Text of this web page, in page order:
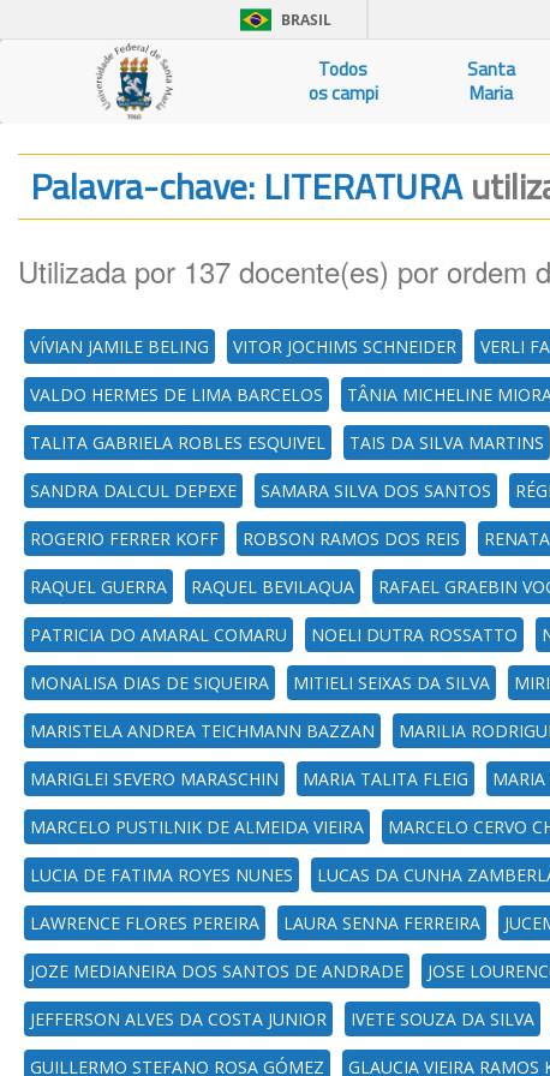
BRASIL
Todos
os campi
Santa
Maria
Palavra-chave: LITERATURA
Utilizada por 137 docente(es) por ordem
VÍVIAN JAMILE BELING VITOR JOCHIMS SCHNEIDER VERLI
VALDO HERMES DE LIMA BARCELOS TÂNIA MICHELINE
TALITA GABRIELA ROBLES ESQUIVEL TAIS DA SILVA MARTINS
SANDRA DALCUL DEPEXE SAMARA SILVA DOS SANTOS
ROGERIO FERRER KOFF ROBSON RAMOS DOS REIS
RAQUEL GUERRA RAQUEL BEVILAQUA RAFAEL GRAEBIN
PATRICIA DO AMARAL COMARU NOELI DUTRA ROSSATTO
MONALISA DIAS DE SIQUEIRA MITIELI SEIXAS DA SILVA
MARISTELA ANDREA TEICHMANN BAZZAN MARILIA
MARIGLEI SEVERO MARASCHIN MARIA TALITA FLEIG
MARCELO PUSTILNIK DE ALMEIDA VIEIRA MARCELO CERVO
LUCIA DE FATIMA ROYES NUNES LUCAS DA CUNHA
LAWRENCE FLORES PEREIRA LAURA SENNA FERREIRA
JOZE MEDIANEIRA DOS SANTOS DE ANDRADE JOSE
JEFFERSON ALVES DA COSTA JUNIOR IVETE SOUZA DA SILVA
GUILLERMO STEFANO ROSA GÓMEZ GLAUCIA VIEIRA RAMOS